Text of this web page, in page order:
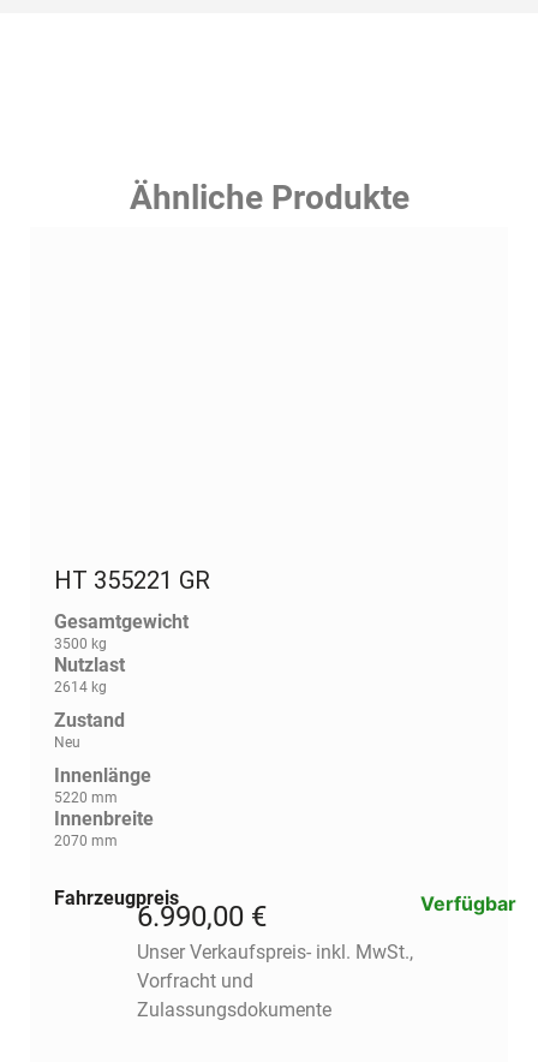
Ähnliche Produkte
HT 355221 GR
Gesamtgewicht
3500 kg
Nutzlast
2614 kg
Zustand
Neu
Innenlänge
5220 mm
Innenbreite
2070 mm
Fahrzeugpreis
6.990,00 €
Unser Verkaufspreis- inkl. MwSt.,
Vorfracht und
Zulassungsdokumente
Verfügbar